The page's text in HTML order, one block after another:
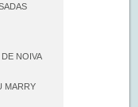
NOIVA
MARRY